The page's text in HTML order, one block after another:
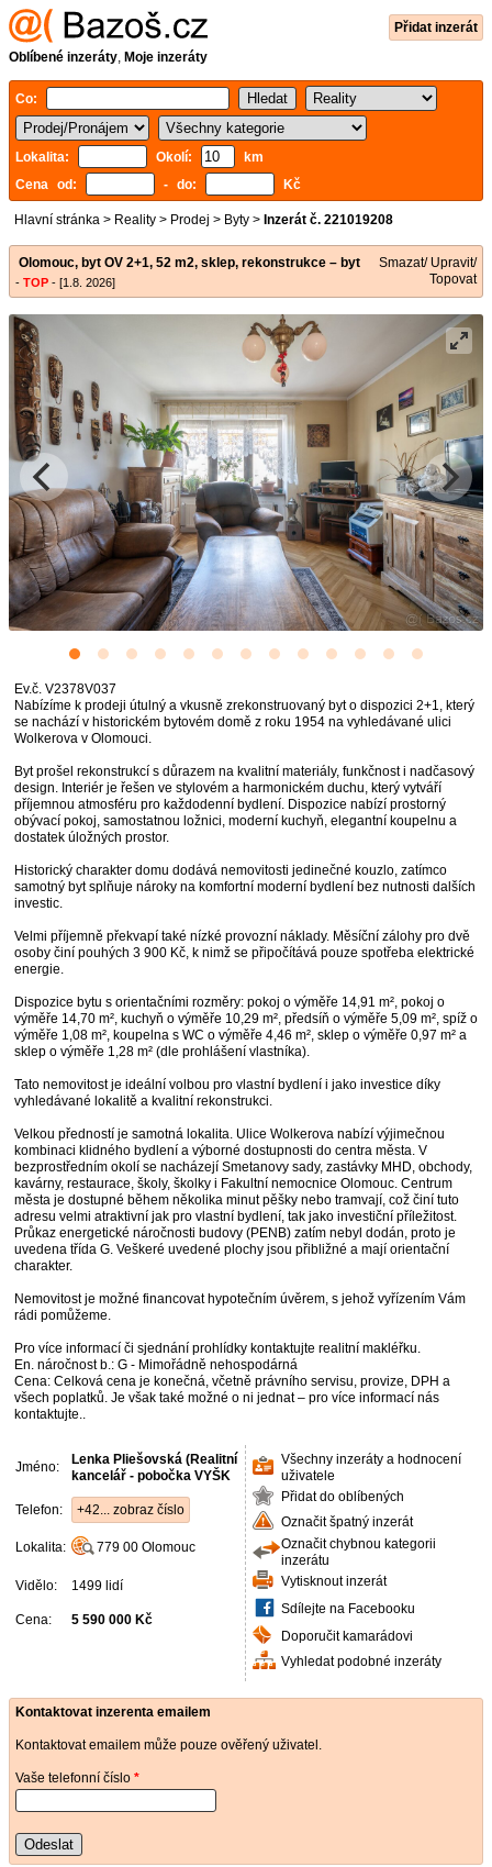
Přidat inzerát
Oblíbené inzeráty, Moje inzeráty
Co:
Lokalita: Okolí:
km
Cena od:
- do: Kč
Hlavní stránka > Reality > Prodej > Byty > Inzerát č. 221019208
Olomouc, byt OV 2+1, 52 m2, sklep, rekonstrukce – byt
- TOP - [1.8. 2026]
Smazat/ Upravit/
Topovat
Ev.č. V2378V037
Nabízíme k prodeji útulný a vkusně zrekonstruovaný byt o dispozici 2+1, který
se nachází v historickém bytovém domě z roku 1954 na vyhledávané ulici
Wolkerova v Olomouci.
Byt prošel rekonstrukcí s důrazem na kvalitní materiály, funkčnost i nadčasový
design. Interiér je řešen ve stylovém a harmonickém duchu, který vytváří
příjemnou atmosféru pro každodenní bydlení. Dispozice nabízí prostorný
obývací pokoj, samostatnou ložnici, moderní kuchyň, elegantní koupelnu a
dostatek úložných prostor.
Historický charakter domu dodává nemovitosti jedinečné kouzlo, zatímco
samotný byt splňuje nároky na komfortní moderní bydlení bez nutnosti dalších
investic.
Velmi příjemně překvapí také nízké provozní náklady. Měsíční zálohy pro dvě
osoby činí pouhých 3 900 Kč, k nimž se připočítává pouze spotřeba elektrické
energie.
Dispozice bytu s orientačními rozměry: pokoj o výměře 14,91 m², pokoj o
výměře 14,70 m², kuchyň o výměře 10,29 m², předsíň o výměře 5,09 m², spíž o
výměře 1,08 m², koupelna s WC o výměře 4,46 m², sklep o výměře 0,97 m² a
sklep o výměře 1,28 m² (dle prohlášení vlastníka).
Tato nemovitost je ideální volbou pro vlastní bydlení i jako investice díky
vyhledávané lokalitě a kvalitní rekonstrukci.
Velkou předností je samotná lokalita. Ulice Wolkerova nabízí výjimečnou
kombinaci klidného bydlení a výborné dostupnosti do centra města. V
bezprostředním okolí se nacházejí Smetanovy sady, zastávky MHD, obchody,
kavárny, restaurace, školy, školky i Fakultní nemocnice Olomouc. Centrum
města je dostupné během několika minut pěšky nebo tramvají, což činí tuto
adresu velmi atraktivní jak pro vlastní bydlení, tak jako investiční příležitost.
Průkaz energetické náročnosti budovy (PENB) zatím nebyl dodán, proto je
uvedena třída G. Veškeré uvedené plochy jsou přibližné a mají orientační
charakter.
Nemovitost je možné financovat hypotečním úvěrem, s jehož vyřízením Vám
rádi pomůžeme.
Pro více informací či sjednání prohlídky kontaktujte realitní makléřku.
En. náročnost b.: G - Mimořádně nehospodárná
Cena: Celková cena je konečná, včetně právního servisu, provize, DPH a
všech poplatků. Je však také možné o ni jednat – pro více informací nás
kontaktujte..
Jméno:
Lenka Pliešovská (Realitní
kancelář - pobočka VYŠK
Telefon: +42... zobraz číslo
Lokalita: 779 00 Olomouc
Vidělo: 1499 lidí
Cena: 5 590 000 Kč
Všechny inzeráty a hodnocení
uživatele
Přidat do oblíbených
Označit špatný inzerát
Označit chybnou kategorii
inzerátu
Vytisknout inzerát
Sdílejte na Facebooku
Doporučit kamarádovi
Vyhledat podobné inzeráty
Kontaktovat inzerenta emailem
Kontaktovat emailem může pouze ověřený uživatel.
Vaše telefonní číslo *
Odeslat